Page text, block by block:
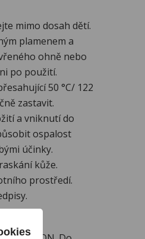
mimo dosah dětí.
plamenem a
ohně nebo
po použití.
50 °C/ 122
zastavit.
a vniknutí do
ospalost
účinky.
kůže.
prostředí.